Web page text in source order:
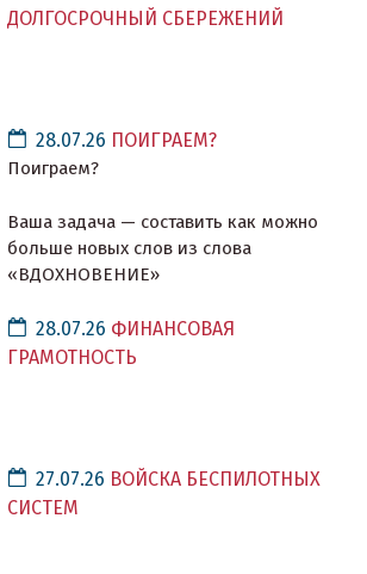
ДОЛГОСРОЧНЫЙ СБЕРЕЖЕНИЙ
28.07.26 ПОИГРАЕМ?
Поиграем?
Ваша задача — составить как можно
больше новых слов из слова
«ВДОХНОВЕНИЕ»
28.07.26 ФИНАНСОВАЯ
ГРАМОТНОСТЬ
27.07.26 ВОЙСКА БЕСПИЛОТНЫХ
СИСТЕМ